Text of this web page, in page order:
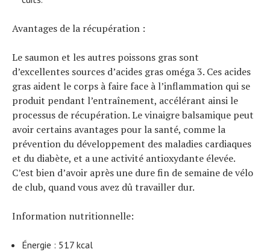
Avantages de la récupération :
Le saumon et les autres poissons gras sont
d’excellentes sources d’acides gras oméga 3. Ces acides
gras aident le corps à faire face à l’inflammation qui se
produit pendant l’entraînement, accélérant ainsi le
processus de récupération. Le vinaigre balsamique peut
avoir certains avantages pour la santé, comme la
prévention du développement des maladies cardiaques
et du diabète, et a une activité antioxydante élevée.
C’est bien d’avoir après une dure fin de semaine de vélo
de club, quand vous avez dû travailler dur.
Information nutritionnelle:
Énergie : 517 kcal